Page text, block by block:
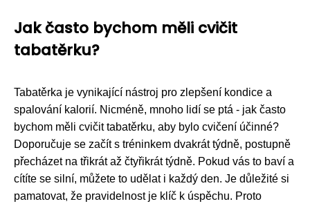
Jak často bychom měli cvičit
tabatěrku?
Tabatěrka je vynikající nástroj pro zlepšení kondice a
spalování kalorií. Nicméně, mnoho lidí se ptá - jak často
bychom měli cvičit tabatěrku, aby bylo cvičení účinné?
Doporučuje se začít s tréninkem dvakrát týdně, postupně
přecházet na třikrát až čtyřikrát týdně. Pokud vás to baví a
cítíte se silní, můžete to udělat i každý den. Je důležité si
pamatovat, že pravidelnost je klíč k úspěchu. Proto